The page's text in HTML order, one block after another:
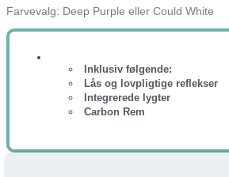
Lær mere hvordan JOOLL fungerer her
Farvevalg: Deep Purple eller Could White
Inklusiv følgende:
Lås og lovpligtige reflekser
Integrerede lygter
Carbon Rem